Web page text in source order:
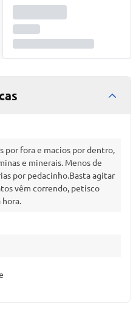
por fora e macios por dentro,
e minerais. Menos de
por pedacinho.Basta agitar
vêm correndo, petisco
hora.